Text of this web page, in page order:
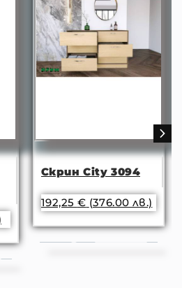
Скрин City 3094
192,25 € (376.00 лв.)